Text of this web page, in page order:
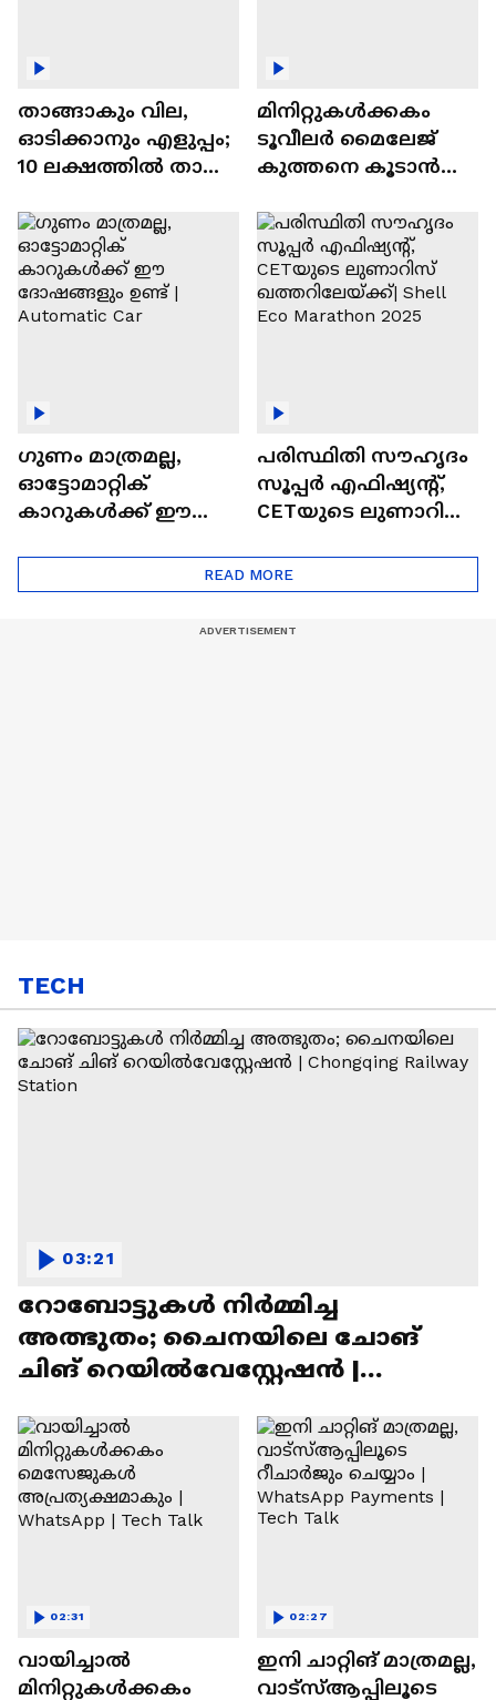
താങ്ങാകും വില,
ഓടിക്കാനും എളുപ്പം;
10 ലക്ഷത്തിൽ താഴെ
ഓട്ടോമാറ്റിക്ക്
എസ്‍യുവികൾ
മിനിറ്റുകൾക്കകം
ടൂവീലർ മൈലേജ്
കുത്തനെ കൂടാൻ
ഗുണം മാത്രമല്ല,
ഓട്ടോമാറ്റിക്
കാറുകൾക്ക് ഈ
പരിസ്ഥിതി സൗഹൃദം
സൂപ്പർ എഫിഷ്യന്റ്,
CETയുടെ ലുണാറിസ്
Eco Marathon 2025
READ MORE
TECH
റോബോട്ടുകൾ നിർമ്മിച്ച
അത്ഭുതം; ചൈനയിലെ ചോങ്
ചിങ് റെയിൽവേസ്റ്റേഷൻ |
03:21
വായിച്ചാൽ
മിനിറ്റുകൾക്കകം
02:31
ഇനി ചാറ്റിങ് മാത്രമല്ല,
വാട്‌സ്‌ആപ്പിലൂടെ
02:27